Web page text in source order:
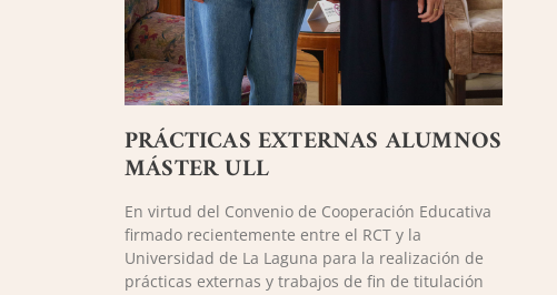
PRÁCTICAS EXTERNAS ALUMNOS
MÁSTER ULL
En virtud del Convenio de Cooperación Educativa
firmado recientemente entre el RCT y la
Universidad de La Laguna para la realización de
prácticas externas y trabajos de fin de titulación